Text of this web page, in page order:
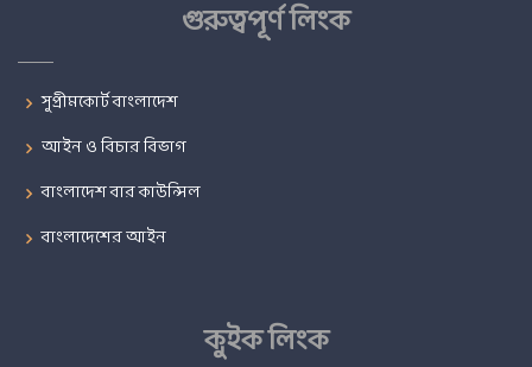
গুরুত্বপূর্ণ লিংক
সুপ্রীমকোর্ট বাংলাদেশ
আইন ও বিচার বিভাগ
বাংলাদেশ বার কাউন্সিল
বাংলাদেশের আইন
কুইক লিংক